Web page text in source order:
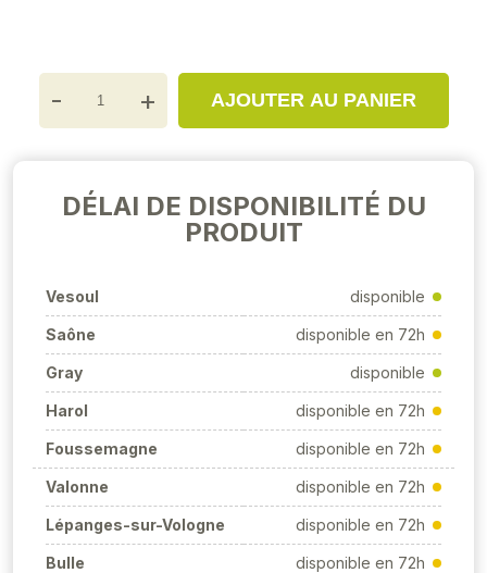
- + AJOUTER AU PANIER
DÉLAI DE DISPONIBILITÉ DU
PRODUIT
Vesoul disponible
Saône disponible en 72h
Gray disponible
Harol disponible en 72h
Foussemagne disponible en 72h
Valonne disponible en 72h
Lépanges-sur-Vologne disponible en 72h
Bulle disponible en 72h